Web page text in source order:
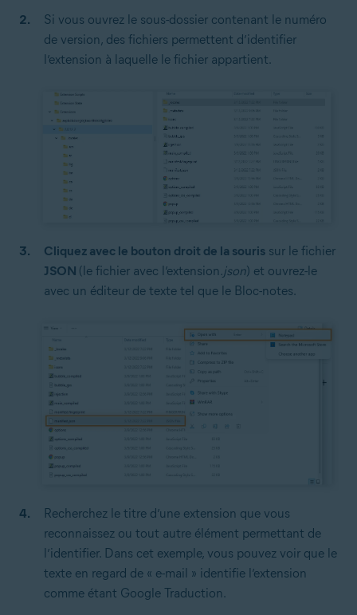
Si vous ouvrez le sous-dossier contenant le numéro
de version, des fichiers permettent d’identifier
l’extension à laquelle le fichier appartient.
Cliquez avec le bouton droit de la souris sur le fichier
JSON (le fichier avec l’extension .json) et ouvrez-le
avec un éditeur de texte tel que le Bloc-notes.
Recherchez le titre d’une extension que vous
reconnaissez ou tout autre élément permettant de
l’identifier. Dans cet exemple, vous pouvez voir que le
texte en regard de « e-mail » identifie l’extension
comme étant Google Traduction.